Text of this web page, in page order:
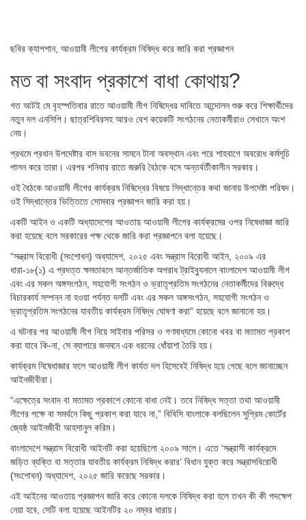
ছবির ক্যাপশান, আওয়ামী লীগের কার্যক্রম নিষিদ্ধ করে জারি করা প্রজ্ঞাপন
মত বা সংবাদ প্রকাশে বাধা কোথায়?
গত আটই মে বৃহস্পতিবার রাতে আওয়ামী লীগ নিষিদ্ধের দাবিতে আন্দোলন শুরু করে শিক্ষার্থীদের
নতুন দল এনসিপি। ছাত্রশিবিরসহ আরও বেশ কয়েকটি সংগঠনের নেতাকর্মীরাও সেখানে অংশ
নেয়।
প্রথমে প্রধান উপদেষ্টার বাস ভবনের সামনে টানা অবস্থান এবং পরে শাহবাগে অবরোধ কর্মসূচি
পালন করে তারা। এরপর শনিবার রাতে জরুরি বৈঠকে বসে অন্তর্বর্তীকালীন সরকার।
ওই বৈঠকে আওয়ামী লীগের কার্যক্রম নিষিদ্ধের বিষয়ে সিদ্ধান্তের কথা জানায় উপদেষ্টা পরিষদ।
ওই সিদ্ধান্তের ভিত্তিতে সোমবার প্রজ্ঞাপন জারি করা হয়।
একটি আইন ও একটি অধ্যাদেশের আওতায় আওয়ামী লীগের কার্যক্রমের ওপর নিষেধাজ্ঞা জারি
করা হয়েছে বলে সরকারের পক্ষ থেকে জারি করা প্রজ্ঞাপনে বলা হয়েছে।
“সন্ত্রাস বিরোধী (সংশোধন) অধ্যাদেশ, ২০২৫ এবং সন্ত্রাস বিরোধী আইন, ২০০৯ এর
ধারা-১৮(১) এ প্রদত্ত ক্ষমতাবলে আন্তর্জাতিক অপরাধ ট্রাইব্যুনালে বাংলাদেশ আওয়ামী লীগ
এবং এর সকল অঙ্গসংগঠন, সহযোগী সংগঠন ও ভ্রাতৃপ্রতিম সংগঠনের নেতাকর্মীদের বিরুদ্ধে
বিচারকার্য সম্পন্ন না হওয়া পর্যন্ত দলটি এবং এর সকল অঙ্গসংগঠন, সহযোগী সংগঠন ও
ভ্রাতৃপ্রতিম সংগঠনের যাবতীয় কার্যক্রম নিষিদ্ধ ঘোষণা করা” হয়েছে বলে জানানো হয়।
এ ঘটনার পর আওয়ামী লীগ নিয়ে সাইবার পরিসর ও গণমাধ্যমে কোনো খবর বা মতামত প্রকাশ
করা যাবে কি-না, সে ব্যাপারে জনমনে এক ধরনের ধোঁয়াশা তৈরি হয়।
কার্যক্রম নিষেধাজ্ঞার ফলে আওয়ামী লীগ কার্যত দল হিসেবেই নিষিদ্ধ হয়ে গেছে বলে জানাচ্ছেন
আইনজীবীরা।
“এক্ষেত্রে সংবাদ বা মতামত প্রকাশে কোনো বাধা নেই। তবে নিষিদ্ধ সত্তা তথা আওয়ামী
লীগের পক্ষে বা সমর্থনে কিছু প্রকাশ করা যাবে না,” বিবিসি বাংলাকে বলছিলেন সুপ্রিম কোর্টের
জ্যেষ্ঠ আইনজীবী আহসানুল করিম।
বাংলাদেশে সন্ত্রাস বিরোধী আইনটি করা হয়েছিলো ২০০৯ সালে। এতে ‘সন্ত্রাসী কার্যক্রমে
জড়িত ব্যক্তি বা সত্তার যাবতীয় কার্যক্রম নিষিদ্ধ করার’ বিধান যুক্ত করে সন্ত্রাসবিরোধী
(সংশোধন) অধ্যাদেশ, ২০২৫ জারি করেছে সরকার।
এই আইনের আওতায় প্রজ্ঞাপন জারি করে কোনো দলকে নিষিদ্ধ করা হলে তখন কী কী পদক্ষেপ
নেয়া হবে, সেটি বলা হয়েছে আইনটির ২০ নম্বর ধারায়।